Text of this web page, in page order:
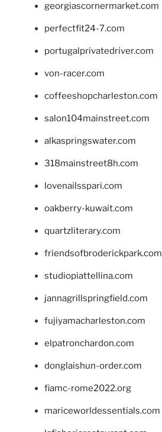
georgiascornermarket.com
perfectfit24-7.com
portugalprivatedriver.com
von-racer.com
coffeeshopcharleston.com
salon104mainstreet.com
alkaspringswater.com
318mainstreet8h.com
lovenailsspari.com
oakberry-kuwait.com
quartzliterary.com
friendsofbroderickpark.com
studiopiattellina.com
jannagrillspringfield.com
fujiyamacharleston.com
elpatronchardon.com
donglaishun-order.com
fiamc-rome2022.org
mariceworldessentials.com